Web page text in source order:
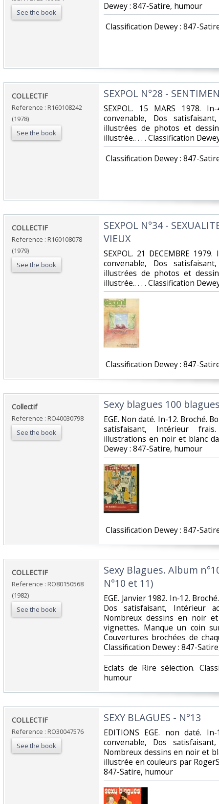
See the book
Dewey : 847-Satire, humour‎
Classification Dewey : 847-
‎COLLECTIF‎
Reference : R160108242
(1978)
See the book
‎SEXPOL N°28 -
‎SEXPOL. 15 MARS 1978.
convenable, Dos
illustrées de photos et
illustrée.. . . . Classification
Classification Dewey : 847-
‎COLLECTIF‎
Reference : R160108078
(1979)
See the book
‎SEXPOL N°34 -
VIEUX‎
‎SEXPOL. 21 DECEMBRE
convenable, Dos
illustrées de photos et
illustrée.. . . . Classification
Classification Dewey : 847-
‎Collectif‎
Reference : RO40030798
See the book
‎Sexy blagues 100
‎EGE. Non daté. In-12. Broché.
satisfaisant, Intérieur
illustrations en noir et blanc
Dewey : 847-Satire, humour‎
Classification Dewey : 847-
‎COLLECTIF‎
Reference : RO80150568
(1982)
See the book
‎Sexy Blagues. Album
N°10 et 11)‎
‎EGE. Janvier 1982. In-12.
Dos satisfaisant, Intérieur
Nombreux dessins en noir
vignettes. Manque un coin
Couvertures brochées de
Classification Dewey : 847-
‎Eclats de Rire sélection.
humour‎
‎COLLECTIF‎
Reference : RO30047576
See the book
‎SEXY BLAGUES - N°13‎
‎EDITIONS EGE. non daté.
convenable, Dos
Nombreux dessins en noir et
illustrée en couleurs par
847-Satire, humour‎